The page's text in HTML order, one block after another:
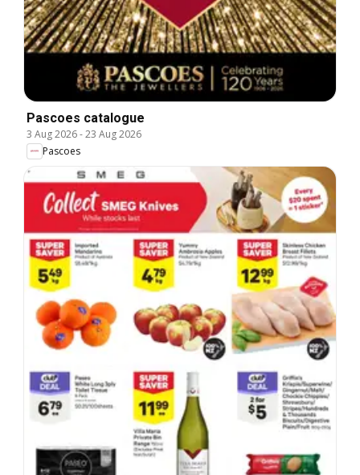
Pascoes catalogue
3 Aug 2026-23 Aug 2026
Pascoes